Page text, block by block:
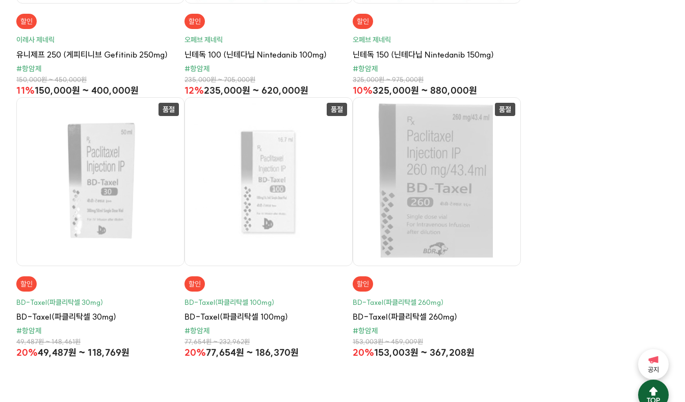
할인
이레사 제네릭
유니제프 250 (게피티니브 Gefitinib 250mg)
#항암제
150,000원 ~ 450,000원
11%150,000원 ~ 400,000원
할인
오페브 제네릭
닌테독 100 (닌테다닙 Nintedanib 100mg)
#항암제
235,000원 ~ 705,000원
12%235,000원 ~ 620,000원
할인
오페브 제네릭
닌테독 150 (닌테다닙 Nintedanib 150mg)
#항암제
325,000원 ~ 975,000원
10%325,000원 ~ 880,000원
할인
BD-Taxel(파클리탁셀 30mg)
BD-Taxel(파클리탁셀 30mg)
#항암제
49,487원 ~ 148,461원
20%49,487원 ~ 118,769원
할인
BD-Taxel(파클리탁셀 100mg)
BD-Taxel(파클리탁셀 100mg)
#항암제
77,654원 ~ 232,962원
20%77,654원 ~ 186,370원
할인
BD-Taxel(파클리탁셀 260mg)
BD-Taxel(파클리탁셀 260mg)
#항암제
153,003원 ~ 459,009원
20%153,003원 ~ 367,208원
공지